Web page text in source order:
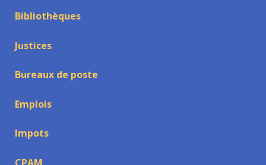
Bibliothèques
Justices
Bureaux de poste
Emplois
Impots
CPAM